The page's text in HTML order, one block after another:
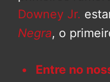
Downey Jr.
Negra, o
Entre no